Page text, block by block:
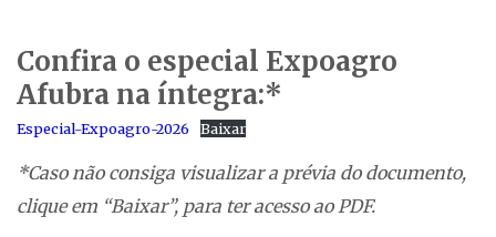
Confira o especial Expoagro
Afubra na íntegra:*
Especial-Expoagro-2026 Baixar
*Caso não consiga visualizar a prévia do documento,
clique em “Baixar”, para ter acesso ao PDF.